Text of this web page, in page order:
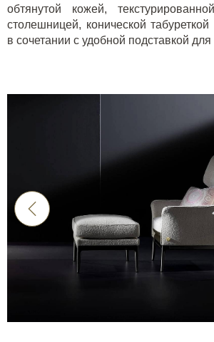
обтянутой кожей,
столешницей, конической
в сочетании с удобной подставкой для